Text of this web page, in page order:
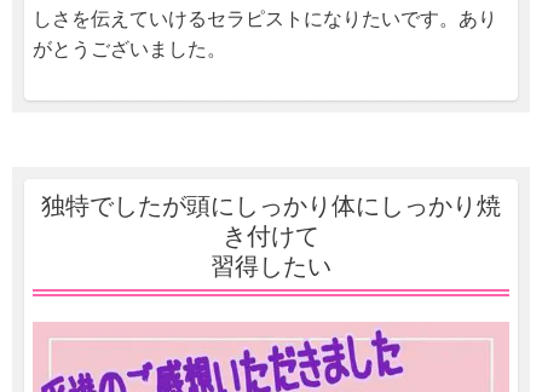
しさを伝えていけるセラピストになりたいです。あり
がとうございました。
独特でしたが頭にしっかり体にしっかり焼
き付けて
習得したい